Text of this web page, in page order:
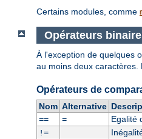
Certains modules, comme
Opérateurs
À l'exception de quelques
au moins deux
Opérateurs de
Nom Alternative
==
=
Egalité
!=